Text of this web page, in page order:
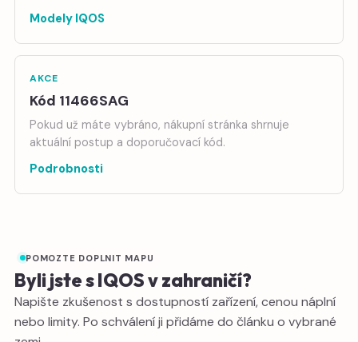
Modely IQOS
AKCE
Kód 11466SAG
Pokud už máte vybráno, nákupní stránka shrnuje
aktuální postup a doporučovací kód.
Podrobnosti
POMOZTE DOPLNIT MAPU
Byli jste s IQOS v zahraničí?
Napište zkušenost s dostupností zařízení, cenou náplní
nebo limity. Po schválení ji přidáme do článku o vybrané